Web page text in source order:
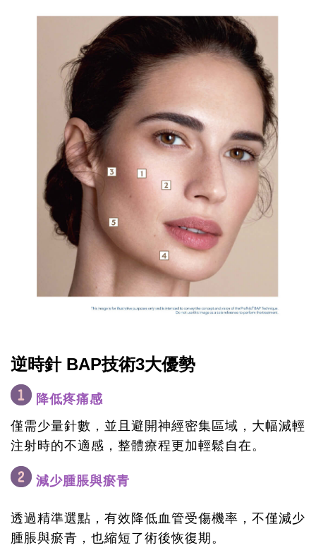
逆時針 BAP技術3大優勢
降低疼痛感
僅需少量針數，並且避開神經密集區域，大幅減輕
注射時的不適感，整體療程更加輕鬆自在。
減少腫脹與瘀青
透過精準選點，有效降低血管受傷機率，不僅減少
腫脹與瘀青，也縮短了術後恢復期。